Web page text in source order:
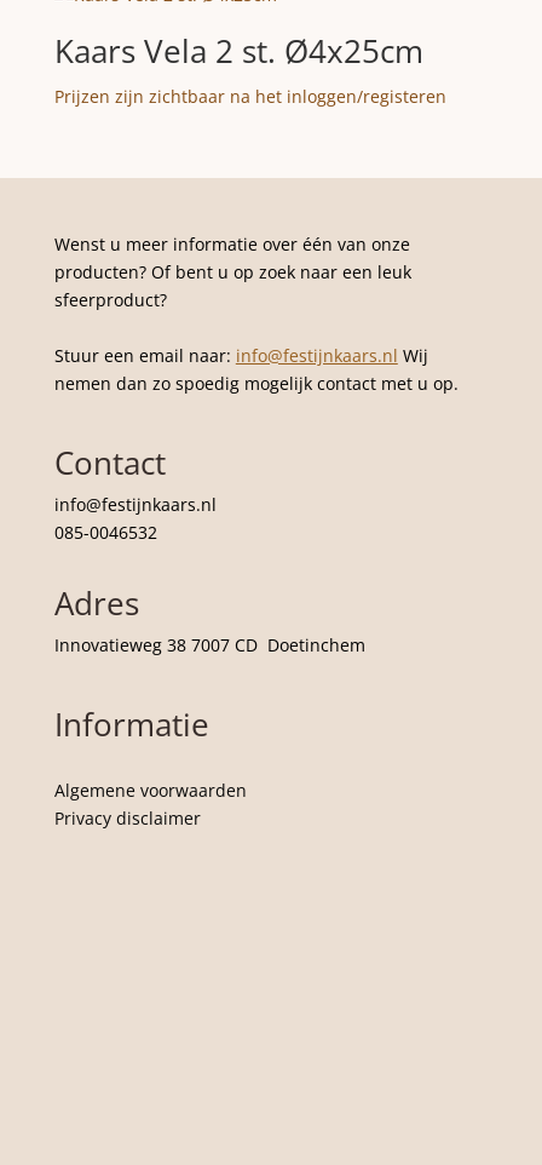
Kaars Vela 2 st. Ø4x25cm
Prijzen zijn zichtbaar na het inloggen/registeren
Wenst u meer informatie over één van onze
producten? Of bent u op zoek naar een leuk
sfeerproduct?
Stuur een email naar: info@festijnkaars.nl Wij
nemen dan zo spoedig mogelijk contact met u op.
Contact
info@festijnkaars.nl
085-0046532
Adres
Innovatieweg 38 7007 CD Doetinchem
Informatie
Algemene voorwaarden
Privacy disclaimer